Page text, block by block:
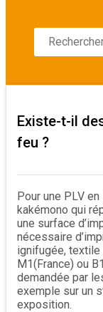
Existe-t-il
feu ?
Pour une PLV
kakémono qui
une surface
nécessaire
ignifugée, textile
M1(France) ou
demandée par
exemple sur un
exposition.